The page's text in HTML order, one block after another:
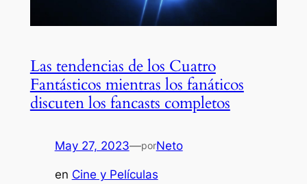
Las tendencias de los Cuatro
Fantásticos mientras los fanáticos
discuten los fancasts completos
May 27, 2023—porNeto
en Cine y Películas